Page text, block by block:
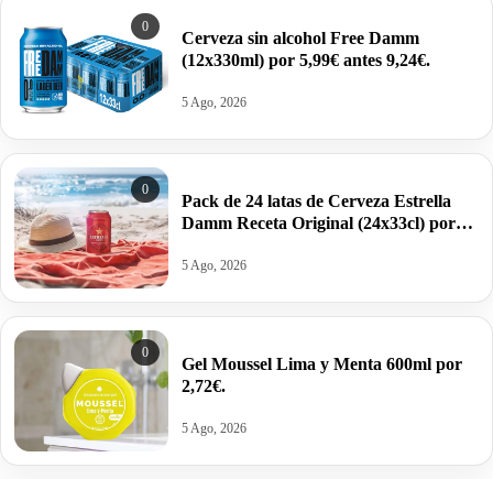
0
Cerveza sin alcohol Free Damm
(12x330ml) por 5,99€ antes 9,24€.
5 Ago, 2026
0
Pack de 24 latas de Cerveza Estrella
Damm Receta Original (24x33cl) por
5 Ago, 2026
0
Gel Moussel Lima y Menta 600ml por
2,72€.
5 Ago, 2026